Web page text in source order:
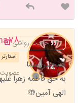
استارتر
عضویت: 1403/
حاجت رواشی
همچنین شما
به حق فاطمه زهرا
الهی آمین🤲